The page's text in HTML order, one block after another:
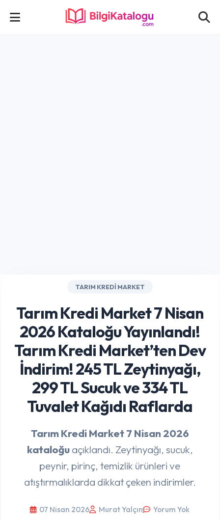
TARIM KREDI MARKET
Tarım Kredi Market 7 Nisan
2026 Kataloğu Yayınlandı!
Tarım Kredi Market’ten Dev
İndirim! 245 TL Zeytinyağı,
299 TL Sucuk ve 334 TL
Tuvalet Kağıdı Raflarda
Tarım Kredi Market 7 Nisan 2026
kataloğuaçıklandı. Zeytinyağı, sucuk,
peynir, pirinç, temizlik ürünleri ve
atıştırmalıklarda dikkat çeken indirimler.
07 Nisan 2026 Murat Yalçın Yorum Yok